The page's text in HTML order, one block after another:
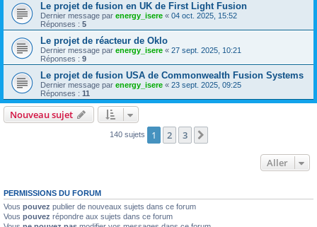
Le projet de fusion en UK de First Light Fusion
Dernier message par energy_isere « 04 oct. 2025, 15:52
Réponses : 5
Le projet de réacteur de Oklo
Dernier message par energy_isere « 27 sept. 2025, 10:21
Réponses : 9
Le projet de fusion USA de Commonwealth Fusion Systems
Dernier message par energy_isere « 23 sept. 2025, 09:25
Réponses : 11
Nouveau sujet
140 sujets 1 2 3
Aller
PERMISSIONS DU FORUM
Vous pouvez publier de nouveaux sujets dans ce forum
Vous pouvez répondre aux sujets dans ce forum